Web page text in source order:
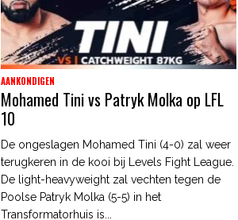
AANKONDIGEN
Mohamed Tini vs Patryk Molka op LFL
10
De ongeslagen Mohamed Tini (4-0) zal weer
terugkeren in de kooi bij Levels Fight League.
De light-heavyweight zal vechten tegen de
Poolse Patryk Molka (5-5) in het
Transformatorhuis is...